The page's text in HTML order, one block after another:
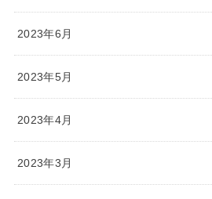
2023年6月
2023年5月
2023年4月
2023年3月